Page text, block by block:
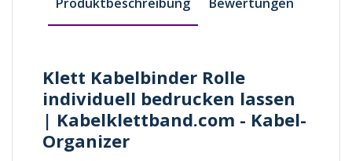
Klett Kabelbinder Rolle
individuell bedrucken lassen
| Kabelklettband.com - Kabel-
Organizer